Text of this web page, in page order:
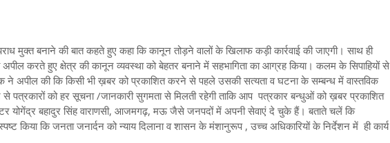
मुक्त बनाने की बात कहते हुए कहा कि कानून तोड़ने वालों के खिलाफ कड़ी कार्रवाई की जाएगी। साथ ही
अपील करते हुए क्षेत्र की कानून व्यवस्था को बेहतर बनाने में सहभागिता का आग्रह किया। कलम के सिपाहियों से
ने अपील की कि किसी भी ख़बर को प्रकाशित करने से पहले उसकी सत्यता व घटना के सम्बन्ध में वास्तविक
पत्रकारों को हर सूचना /जानकारी सुगमता से मिलती रहेगी ताकि आप पत्रकार बन्धुओं को ख़बर प्रकाशित
योगेंद्र बहादुर सिंह वाराणसी, आजमगढ़, मऊ जैसे जनपदों में अपनी सेवाएं दे चुके हैं। बताते चलें कि
किया कि जनता जनार्दन को न्याय दिलाना व शासन के मंशानुरूप , उच्च अधिकारियों के निर्देशन में ही कार्य